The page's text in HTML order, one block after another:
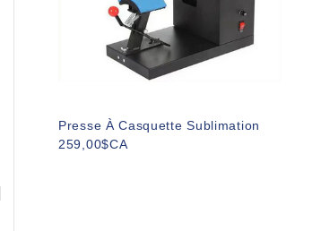
Presse À Casquette Sublimation
259,00$CA